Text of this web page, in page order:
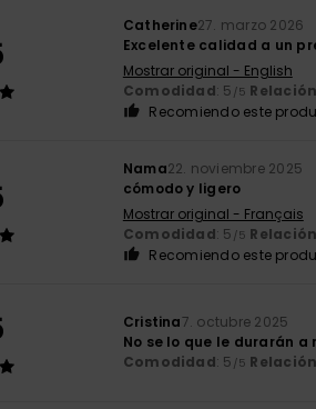
Catherine27. marzo 2026
Excelente calidad a un
Mostrar original - English
Comodidad: 5 /5
Recomiendo este
Nama22. noviembre 2025
cómodo y ligero
Mostrar original - Français
Comodidad: 5 /5
Recomiendo este
Cristina7. octubre 2025
No se lo que le durarán
Comodidad: 5 /5